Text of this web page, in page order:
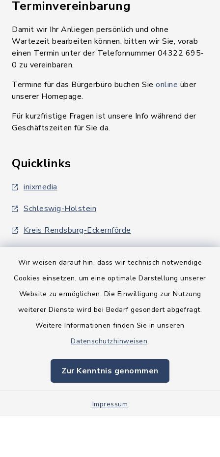
Wir weisen darauf hin, dass wir technisch notwendige
Cookies einsetzen, um eine optimale Darstellung unserer
Website zu ermöglichen. Die Einwilligung zur Nutzung
weiterer Dienste wird bei Bedarf gesondert abgefragt.
Weitere Informationen finden Sie in unseren
Datenschutzhinweisen.
Zur Kenntnis genommen
Impressum
Terminvereinbarung
Damit wir Ihr Anliegen persönlich und ohne
Wartezeit bearbeiten können, bitten wir Sie, vorab
einen Termin unter der Telefonnummer 04322 695-
0 zu vereinbaren.
Termine für das Bürgerbüro buchen Sie online über
unserer Homepage.
Für kurzfristige Fragen ist unsere Info während der
Geschäftszeiten für Sie da.
Quicklinks
inixmedia
Schleswig-Holstein
Kreis Rendsburg-Eckernförde
Barrierefreiheit
Impressum
Sitemap